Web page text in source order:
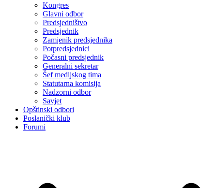
Kongres
Glavni odbor
Predsjedništvo
Predsjednik
Zamjenik predsjednika
Potpredsjednici
Počasni predsjednik
Generalni sekretar
Šef medijskog tima
Statutarna komisija
Nadzorni odbor
Savjet
Opštinski odbori
Poslanički klub
Forumi